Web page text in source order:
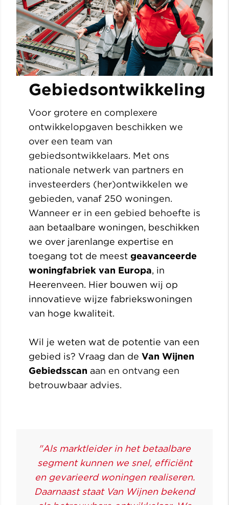
Gebiedsontwikkeling
Voor grotere en complexere
ontwikkelopgaven beschikken we
over een team van
gebiedsontwikkelaars. Met ons
nationale netwerk van partners en
investeerders (her)ontwikkelen we
gebieden, vanaf 250 woningen.
Wanneer er in een gebied behoefte is
aan betaalbare woningen, beschikken
we over jarenlange expertise en
toegang tot de meest geavanceerde
woningfabriek van Europa, in
Heerenveen. Hier bouwen wij op
innovatieve wijze fabriekswoningen
van hoge kwaliteit.
Wil je weten wat de potentie van een
gebied is? Vraag dan de Van Wijnen
Gebiedsscan aan en ontvang een
betrouwbaar advies.
"Als marktleider in het betaalbare
segment kunnen we snel, efficiënt
en gevarieerd woningen realiseren.
Daarnaast staat Van Wijnen bekend